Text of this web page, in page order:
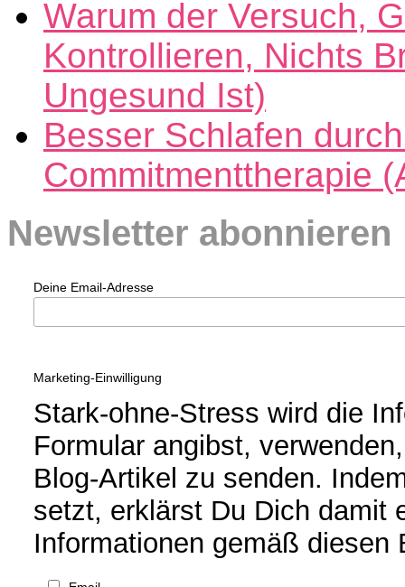
Warum der Versuch,
Kontrollieren, Nichts
Ungesund Ist)
Besser Schlafen
Commitmenttherapie
Newsletter abonnieren
Deine Email-Adresse
Marketing-Einwilligung
Stark-ohne-Stress wird die
Formular angibst,
Blog-Artikel zu senden.
setzt, erklärst Du Dich damit
Informationen gemäß diesen